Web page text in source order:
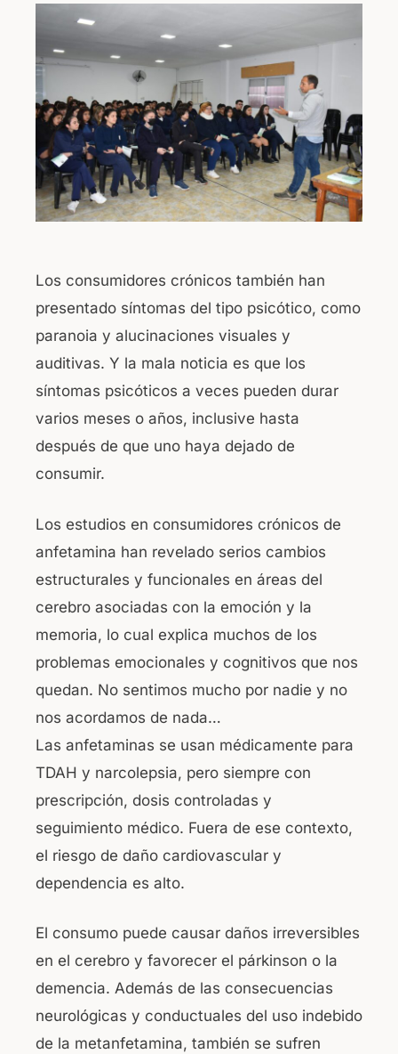
Los consumidores crónicos también han
presentado síntomas del tipo psicótico, como
paranoia y alucinaciones visuales y
auditivas. Y la mala noticia es que los
síntomas psicóticos a veces pueden durar
varios meses o años, inclusive hasta
después de que uno haya dejado de
consumir.
Los estudios en consumidores crónicos de
anfetamina han revelado serios cambios
estructurales y funcionales en áreas del
cerebro asociadas con la emoción y la
memoria, lo cual explica muchos de los
problemas emocionales y cognitivos que nos
quedan. No sentimos mucho por nadie y no
nos acordamos de nada…
Las anfetaminas se usan médicamente para
TDAH y narcolepsia, pero siempre con
prescripción, dosis controladas y
seguimiento médico. Fuera de ese contexto,
el riesgo de daño cardiovascular y
dependencia es alto.
El consumo puede causar daños irreversibles
en el cerebro y favorecer el párkinson o la
demencia. Además de las consecuencias
neurológicas y conductuales del uso indebido
de la metanfetamina, también se sufren